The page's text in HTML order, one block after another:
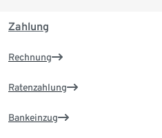
Zahlung
Rechnung
Ratenzahlung
Bankeinzug